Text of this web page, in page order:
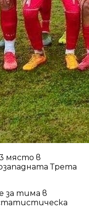
място в
Трета
за тима в